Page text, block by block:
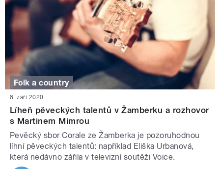
Folk a country
8. září 2020
Líheň pěveckých talentů v Žamberku a rozhovor
s Martinem Mimrou
Pevěcký sbor Corale ze Žamberka je pozoruhodnou
líhní pěveckých talentů: například Eliška Urbanová,
která nedávno zářila v televizní soutěži Voice.